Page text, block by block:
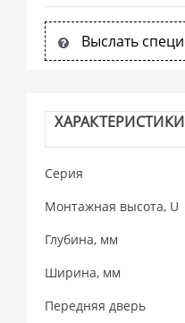
Выслать
ХАРАКТЕРИСТИКИ
Серия
Монтажная высота, U
Глубина, мм
Ширина, мм
Передняя дверь